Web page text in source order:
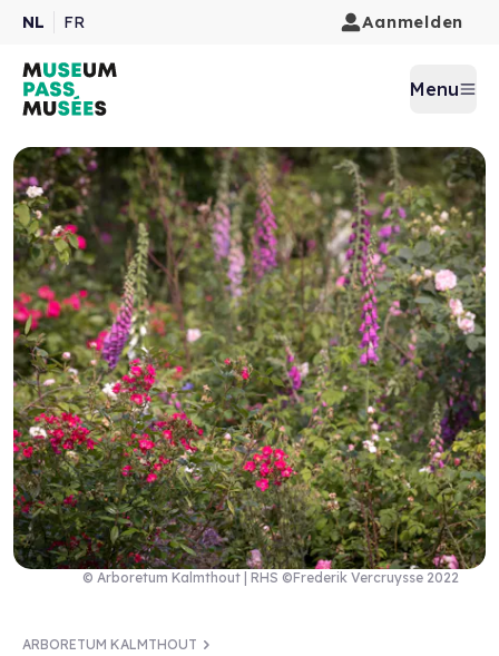
NL FR Aanmelden
Menu
© Arboretum Kalmthout | RHS ©Frederik Vercruysse 2022
ARBORETUM KALMTHOUT